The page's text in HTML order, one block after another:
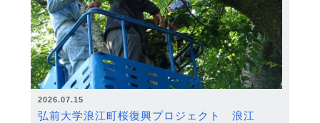
2026.07.15
弘前大学浪江町桜復興プロジェクト 浪江